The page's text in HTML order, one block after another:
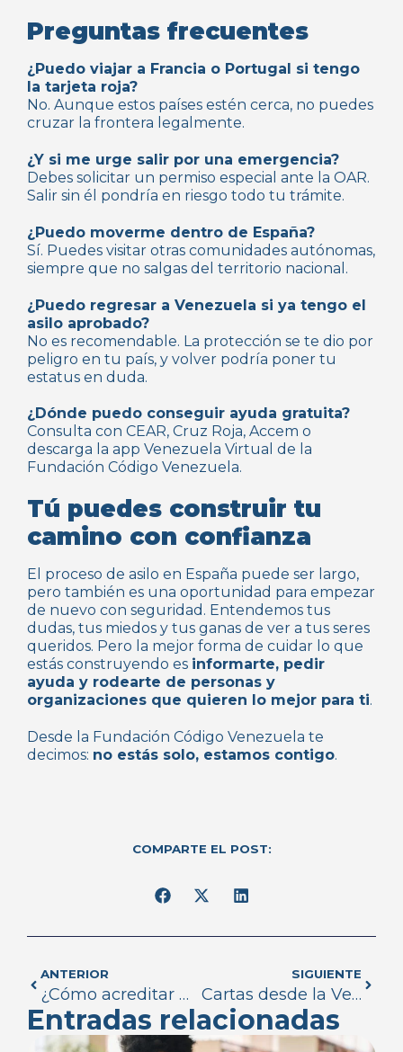
Preguntas frecuentes
¿Puedo viajar a Francia o Portugal si tengo
la tarjeta roja?
No. Aunque estos países estén cerca, no puedes
cruzar la frontera legalmente.
¿Y si me urge salir por una emergencia?
Debes solicitar un permiso especial ante la OAR.
Salir sin él pondría en riesgo todo tu trámite.
¿Puedo moverme dentro de España?
Sí. Puedes visitar otras comunidades autónomas,
siempre que no salgas del territorio nacional.
¿Puedo regresar a Venezuela si ya tengo el
asilo aprobado?
No es recomendable. La protección se te dio por
peligro en tu país, y volver podría poner tu
estatus en duda.
¿Dónde puedo conseguir ayuda gratuita?
Consulta con CEAR, Cruz Roja, Accem o
descarga la app Venezuela Virtual de la
Fundación Código Venezuela.
Tú puedes construir tu
camino con confianza
El proceso de asilo en España puede ser largo,
pero también es una oportunidad para empezar
de nuevo con seguridad. Entendemos tus
dudas, tus miedos y tus ganas de ver a tus seres
queridos. Pero la mejor forma de cuidar lo que
estás construyendo es informarte, pedir
ayuda y rodearte de personas y
organizaciones que quieren lo mejor para ti.
Desde la Fundación Código Venezuela te
decimos: no estás solo, estamos contigo.
COMPARTE EL POST:
ANTERIOR
¿Cómo acreditar medios económicos suficientes para entrar en España?
SIGUIENTE
Cartas desde la Venezuela Virtual N°5, por Ariadna Fuentes
Entradas relacionadas